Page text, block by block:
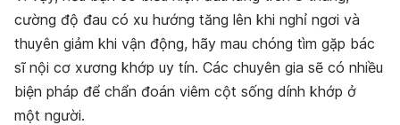
cường độ đau có xu hướng tăng lên khi nghỉ ngơi và
thuyên giảm khi vận động, hãy mau chóng tìm gặp bác
sĩ nội cơ xương khớp uy tín. Các chuyên gia sẽ có nhiều
biện pháp để chẩn đoán viêm cột sống dính khớp ở
một người.